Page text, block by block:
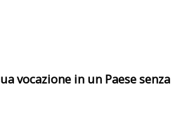
vocazione in un Paese senza